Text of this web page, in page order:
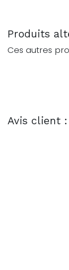
Produits
Ces autres
Avis client :